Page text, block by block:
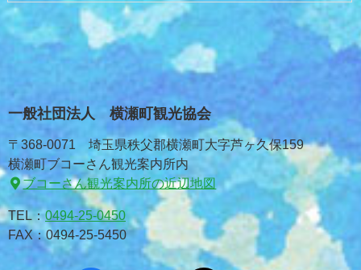
一般社団法人 横瀬町観光協会
〒368-0071 埼玉県秩父郡横瀬町大字芦ヶ久保159
横瀬町ブコーさん観光案内所内
ブコーさん観光案内所の近辺地図
TEL：0494-25-0450
FAX：0494-25-5450